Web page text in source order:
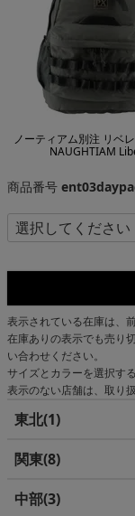
ノーティアム別注 リベ
NAUGHTIAM
商品番号
表示されている在庫は、
在庫ありの表示でも売り
い合わせください。
サイズとカラーを選択す
表示のない店舗は、取り
東北 1
関東 8
中部 3